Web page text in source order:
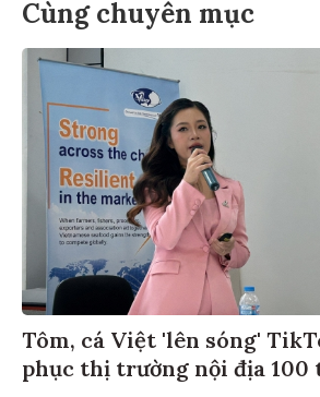
Cùng chuyên mục
Tôm, cá Việt 'lên sóng'
phục thị trường nội địa 100